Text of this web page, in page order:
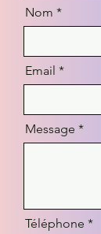
Nom
Email
Message
Téléphone